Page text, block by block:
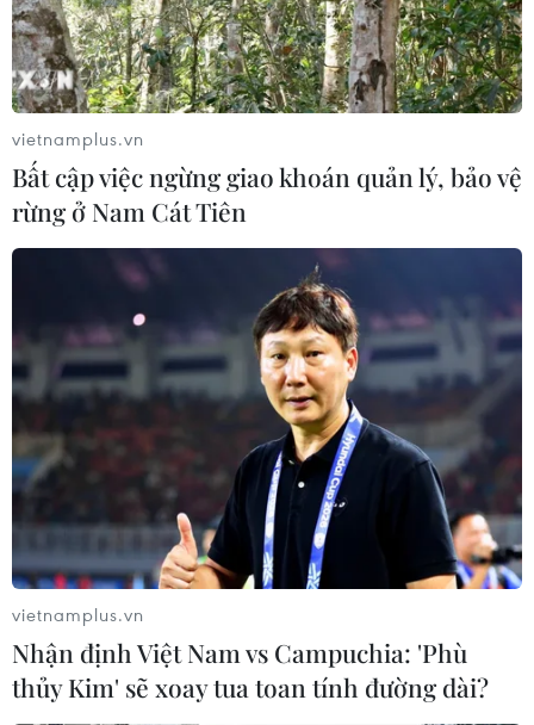
vietnamplus.vn
Bất cập việc ngừng giao khoán quản lý, bảo vệ
rừng ở Nam Cát Tiên
vietnamplus.vn
Nhận định Việt Nam vs Campuchia: 'Phù
thủy Kim' sẽ xoay tua toan tính đường dài?